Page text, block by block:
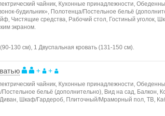
чайник, Кухонные принадлежности,
будильник», Полотенца/Постельное бельё
Чистящие средства, Рабочий стол, Гостиный уголок,
экраном.
130 см), 1 Двуспальная кровать (131-150 см).
+ +
чайник, Кухонные принадлежности,
Постельное бельё (дополнительно), Вид на сад,
Шкаф/Гардероб, Плиточный/Мраморный пол, ТB,